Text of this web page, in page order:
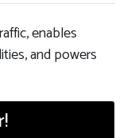
enables
and powers